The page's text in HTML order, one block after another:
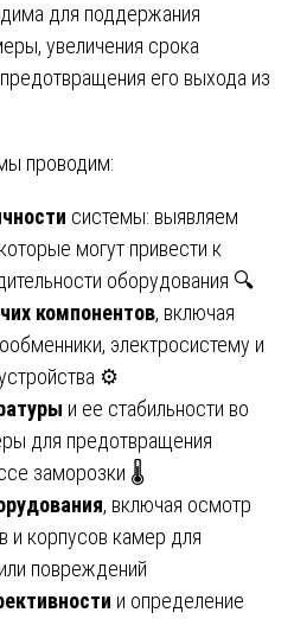
для поддержания
увеличения срока
его выхода из
проводим:
системы: выявляем
могут привести к
оборудования 🔍
компонентов, включая
электросистему и
⚙️
и ее стабильности во
для предотвращения
заморозки 🌡️
, включая осмотр
и корпусов камер для
повреждений
и определение